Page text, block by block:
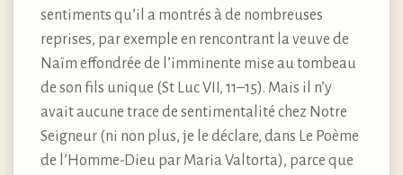
sentiments qu’il a montrés à de nombreuses
reprises, par exemple en rencontrant la veuve de
Naïm effondrée de l’imminente mise au tombeau
de son fils unique (St Luc VII, 11–15). Mais il n’y
avait aucune trace de sentimentalité chez Notre
Seigneur (ni non plus, je le déclare, dans Le Poème
de l’Homme-Dieu par Maria Valtorta), parce que